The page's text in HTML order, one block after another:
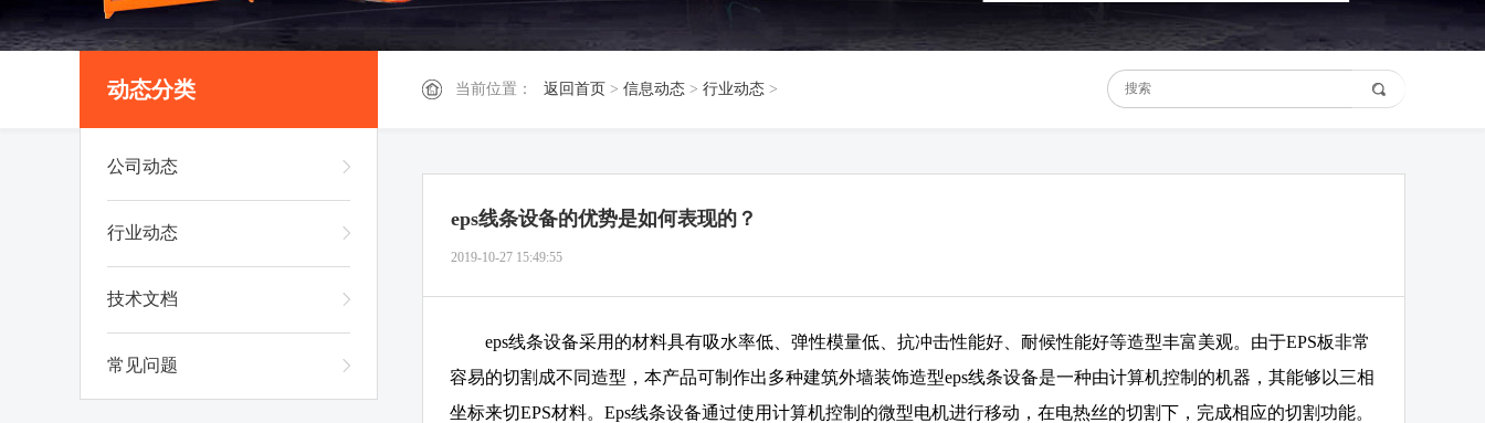
当前位置： 返回首页 > 信息动态 > 行业动态 >
动态分类
公司动态
行业动态
技术文档
常见问题
eps线条设备的优势是如何表现的？
2019-10-27 15:49:55
eps线条设备采用的材料具有吸水率低、弹性模量低、抗冲击性能好、耐候性能好等造型丰富美观。由于EPS板非常
容易的切割成不同造型，本产品可制作出多种建筑外墙装饰造型eps线条设备是一种由计算机控制的机器，其能够以三相
坐标来切EPS材料。Eps线条设备通过使用计算机控制的微型电机进行移动，在电热丝的切割下，完成相应的切割功能。